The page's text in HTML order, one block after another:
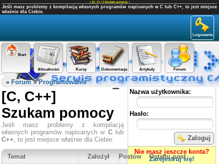
« [C, C++] Szukam pomocy»
Jeśli masz problemy z kompilacją własnych programów napisanych w C lub C++, to jest miejsce
właśnie dla Ciebie.
Logowanie
Start
Aktualności Kursy Dokumentacja Artykuły Forum
Panel użytkownika
Nazwa użytkownika:
Hasło:
Zaloguj
Nie masz jeszcze konta?
Zarejestruj się!
» Forum»Programowanie
[C, C++]
Szukam pomocy
Jeśli masz problemy z kompilacją
własnych programów napisanych w Club
C++, to jest miejsce właśnie dla Ciebie.
Temat Założył Postów
Ostatni post